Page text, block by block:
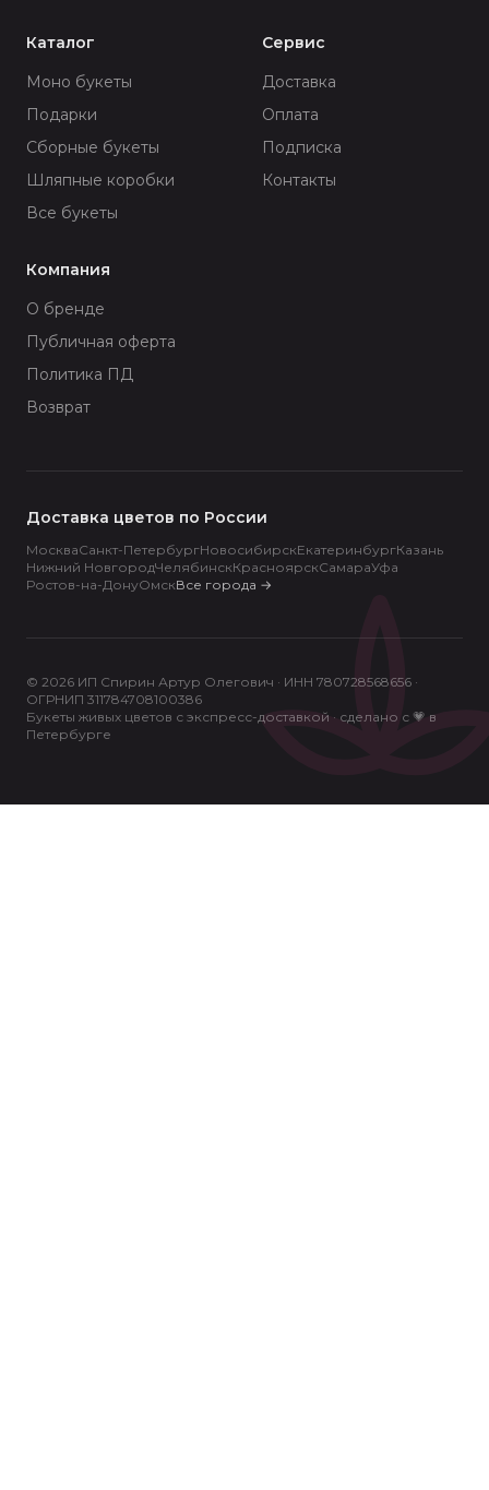
Каталог
Моно букеты
Подарки
Сборные букеты
Шляпные коробки
Все букеты
Сервис
Доставка
Оплата
Подписка
Контакты
Компания
О бренде
Публичная оферта
Политика ПД
Возврат
Доставка цветов по России
МоскваСанкт-ПетербургНовосибирскЕкатеринбургКазань
Нижний НовгородЧелябинскКрасноярскСамараУфа
Ростов-на-ДонуОмскВсе города →
© 2026 ИП Спирин Артур Олегович · ИНН 780728568656 ·
ОГРНИП 311784708100386
Букеты живых цветов с экспресс-доставкой · сделано с 💗 в
Петербурге